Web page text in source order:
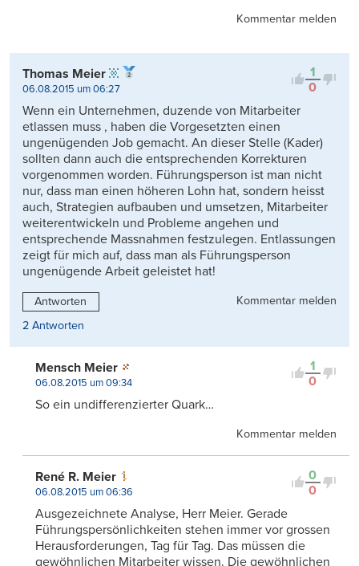
Kommentar melden
1
0
Thomas Meier
06.08.2015 um 06:27
Wenn ein Unternehmen, duzende von Mitarbeiter
etlassen muss , haben die Vorgesetzten einen
ungenügenden Job gemacht. An dieser Stelle (Kader)
sollten dann auch die entsprechenden Korrekturen
vorgenommen worden. Führungsperson ist man nicht
nur, dass man einen höheren Lohn hat, sondern heisst
auch, Strategien aufbauben und umsetzen, Mitarbeiter
weiterentwickeln und Probleme angehen und
entsprechende Massnahmen festzulegen. Entlassungen
zeigt für mich auf, dass man als Führungsperson
ungenügende Arbeit geleistet hat!
Antworten
Kommentar melden
2 Antworten
1
0
Mensch Meier
06.08.2015 um 09:34
So ein undifferenzierter Quark…
Kommentar melden
0
0
René R. Meier
06.08.2015 um 06:36
Ausgezeichnete Analyse, Herr Meier. Gerade
Führungspersönlichkeiten stehen immer vor grossen
Herausforderungen, Tag für Tag. Das müssen die
gewöhnlichen Mitarbeiter wissen. Die gewöhnlichen